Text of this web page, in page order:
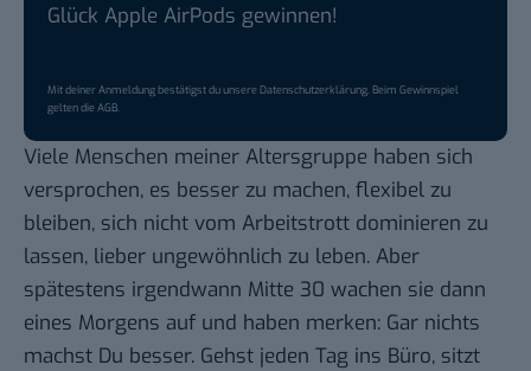
Glück Apple AirPods gewinnen!
Mit deiner Anmeldung bestätigst du unsereDatenschutzerklärung. Beim Gewinnspiel
gelten dieAGB.
Viele Menschen meiner Altersgruppe haben sich
versprochen, es besser zu machen, flexibel zu
bleiben, sich nicht vom Arbeitstrott dominieren zu
lassen, lieber ungewöhnlich zu leben. Aber
spätestens irgendwann Mitte 30 wachen sie dann
eines Morgens auf und haben merken: Gar nichts
machst Du besser. Gehst jeden Tag ins Büro, sitzt